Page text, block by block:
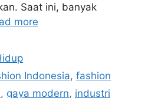
Saat ini, banyak
more
Indonesia,fashion
, gaya modern, industri